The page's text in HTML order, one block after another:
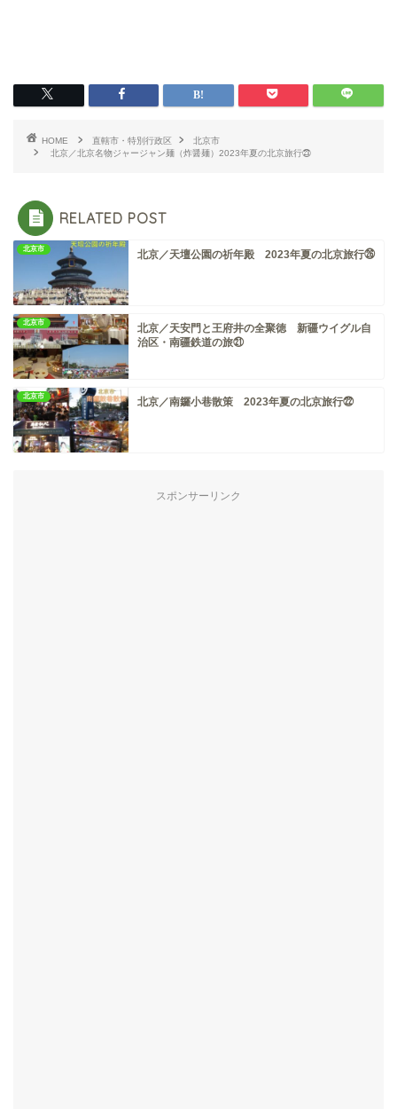
HOME 直轄市・特別行政区
北京市
北京／北京名物ジャージャン麺（炸醤麺）2023年夏の北京旅行㉓
RELATED POST
北京市 北京／天壇公園の祈年殿 2023年夏の北京旅行㉖
北京市
北京／天安門と王府井の全聚徳 新疆ウイグル自
治区・南疆鉄道の旅㉑
北京市 北京／南鑼小巷散策 2023年夏の北京旅行㉒
スポンサーリンク